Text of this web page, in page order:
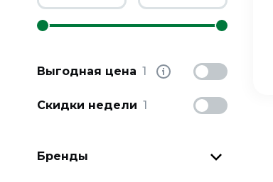
Выгодная цена 1
Скидки недели 1
Бренды